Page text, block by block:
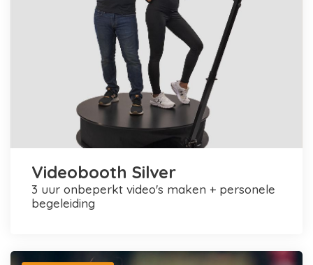
Videobooth Silver
3 uur onbeperkt video's maken + personele
begeleiding